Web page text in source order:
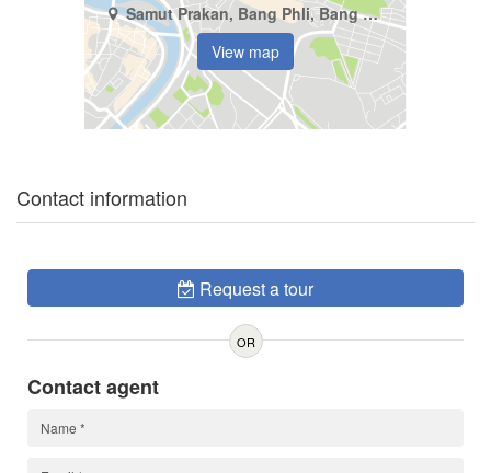
Samut Prakan, Bang Phli, Bang Kaeo
View map
Contact information
Request a tour
OR
Contact agent